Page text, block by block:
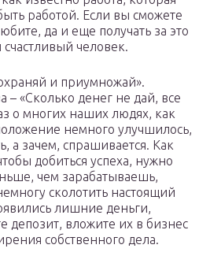
работой. Если вы сможете
да и еще получать за это
человек.
и приумножай».
– «Сколько денег не дай, все
о многих наших людях, как
немного улучшилось,
а зачем, спрашивается. Как
добиться успеха, нужно
чем зарабатываешь,
сколотить настоящий
лишние деньги,
депозит, вложите их в бизнес
собственного дела.